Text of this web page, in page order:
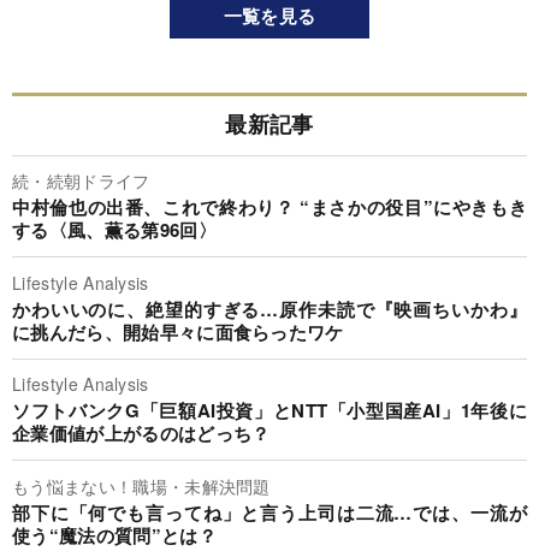
一覧を見る
最新記事
続・続朝ドライフ
中村倫也の出番、これで終わり？ “まさかの役目”にやきもき
する〈風、薫る第96回〉
Lifestyle Analysis
かわいいのに、絶望的すぎる…原作未読で『映画ちいかわ』
に挑んだら、開始早々に面食らったワケ
Lifestyle Analysis
ソフトバンクG「巨額AI投資」とNTT「小型国産AI」1年後に
企業価値が上がるのはどっち？
もう悩まない！職場・未解決問題
部下に「何でも言ってね」と言う上司は二流…では、一流が
使う“魔法の質問”とは？